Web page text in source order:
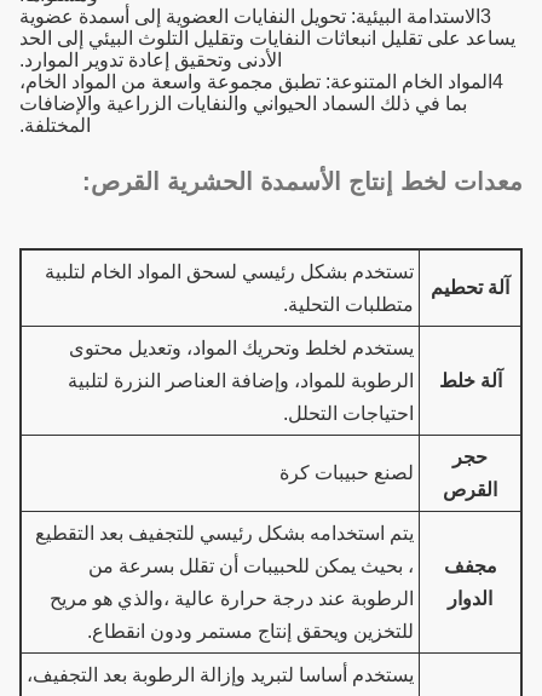
3الاستدامة البيئية: تحويل النفايات العضوية إلى أسمدة عضوية
يساعد على تقليل انبعاثات النفايات وتقليل التلوث البيئي إلى الحد
الأدنى وتحقيق إعادة تدوير الموارد.
4المواد الخام المتنوعة: تطبق مجموعة واسعة من المواد الخام،
بما في ذلك السماد الحيواني والنفايات الزراعية والإضافات
المختلفة.
معدات لخط إنتاج الأسمدة الحشرية القرص:
آلة تحطيم
تستخدم بشكل رئيسي لسحق المواد الخام لتلبية
متطلبات التحلية.
آلة خلط
يستخدم لخلط وتحريك المواد، وتعديل محتوى
الرطوبة للمواد، وإضافة العناصر النزرة لتلبية
احتياجات التحلل.
حجر
القرص
لصنع حبيبات كرة
مجفف
الدوار
يتم استخدامه بشكل رئيسي للتجفيف بعد التقطيع
، بحيث يمكن للحبيبات أن تقلل بسرعة من
الرطوبة عند درجة حرارة عالية ،والذي هو مريح
للتخزين ويحقق إنتاج مستمر ودون انقطاع.
يستخدم أساسا لتبريد وإزالة الرطوبة بعد التجفيف،